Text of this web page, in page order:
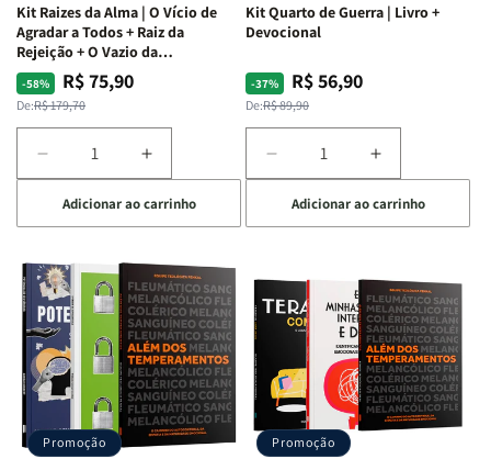
Kit Raizes da Alma | O Vício de
Agradar a Todos + Raiz da
Rejeição + O Vazio da
Insatisfação.
-58%
Preço
normal
De:R$ 179,70
Preço
promocional
R$ 75,90
Diminuir
a
quantidade
de
Raizes
da
Alma
|
O
Vício
Agradar
Aumentar
a
quantidade
de
Raizes
da
Alma
|
O
Vício
de
Agradar
Adicionar ao carrinho
Kit Quarto de Guerra | Livro +
Devocional
-37%
Preço
normal
De:R$ 89,90
Preço
promocional
R$ 56,90
Diminuir
a
quantidade
de
Quarto
de
Guerra
Livro
+
Devocional
Aumentar
a
quantidade
de
Quarto
de
Guerra
|
Livro
+
Devocional
Adicionar ao carrinho
Promoção Promoção